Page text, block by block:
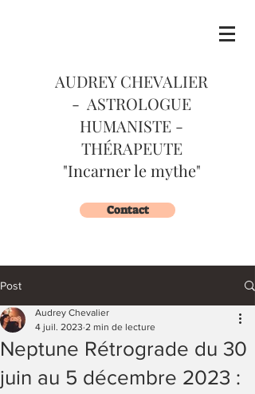
AUDREY CHEVALIER
- ASTROLOGUE
HUMANISTE -
THÉRAPEUTE
"Incarner le mythe"
Contact
Post
Neptune Rétrograde du 30
juin au 5 décembre 2023 :
Audrey Chevalier
4 juil. 2023 2 min de lecture